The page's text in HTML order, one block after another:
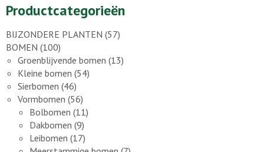
Productcategorieën
BIJZONDERE PLANTEN (57)
BOMEN (100)
Groenblijvende bomen (13)
Kleine bomen (54)
Sierbomen (46)
Vormbomen (56)
Bolbomen (11)
Dakbomen (9)
Leibomen (17)